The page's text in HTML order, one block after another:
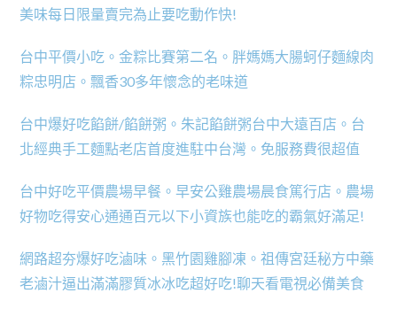
美味每日限量賣完為止要吃動作快!
台中平價小吃。金粽比賽第二名。胖媽媽大腸蚵仔麵線肉
粽忠明店。飄香30多年懷念的老味道
台中爆好吃餡餅/餡餅粥。朱記餡餅粥台中大遠百店。台
北經典手工麵點老店首度進駐中台灣。免服務費很超值
台中好吃平價農場早餐。早安公雞農場晨食篤行店。農場
好物吃得安心通通百元以下小資族也能吃的霸氣好滿足!
網路超夯爆好吃滷味。黑竹園雞腳凍。祖傳宮廷秘方中藥
老滷汁逼出滿滿膠質冰冰吃超好吃!聊天看電視必備美食